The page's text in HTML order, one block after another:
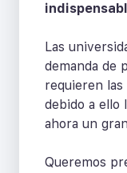
Las
demanda de
requieren
debido a ello
ahora un
Queremos